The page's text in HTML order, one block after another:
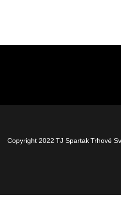
Copyright 2022 TJ Spartak Trhové